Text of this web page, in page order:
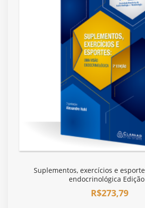
Suplementos, exercícios e
endocrinológica
R$273,79